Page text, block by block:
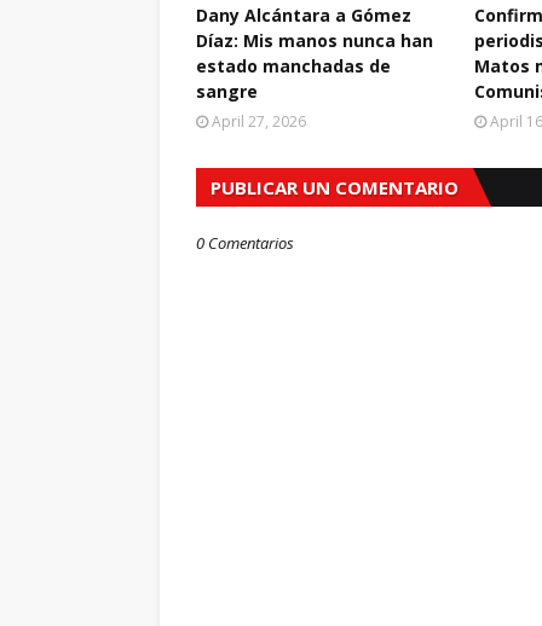
Dany Alcántara a Gómez
Díaz: Mis manos nunca han
estado manchadas de
sangre
April 27, 2026
Matos
April
PUBLICAR UN COMENTARIO
0 Comentarios